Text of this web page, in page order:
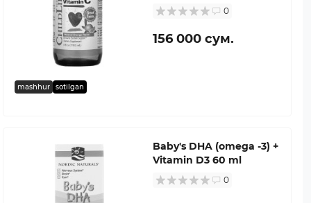
mashhur sotilgan
0
156 000 сум.
Baby's DHA (omega -3) +
Vitamin D3 60 ml
0